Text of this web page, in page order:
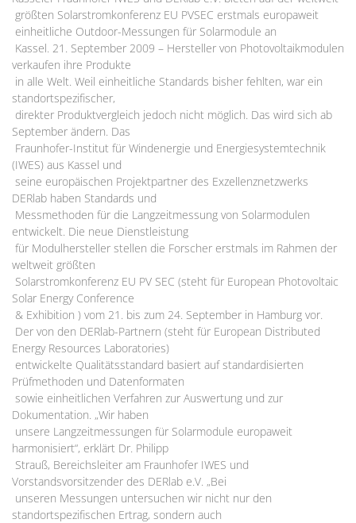
größten Solarstromkonferenz EU PVSEC erstmals europaweit
einheitliche Outdoor-Messungen für Solarmodule an
Kassel. 21. September 2009 – Hersteller von Photovoltaikmodulen
verkaufen ihre Produkte
in alle Welt. Weil einheitliche Standards bisher fehlten, war ein
standortspezifischer,
direkter Produktvergleich jedoch nicht möglich. Das wird sich ab
September ändern. Das
Fraunhofer-Institut für Windenergie und Energiesystemtechnik
(IWES) aus Kassel und
seine europäischen Projektpartner des Exzellenznetzwerks
DERlab haben Standards und
Messmethoden für die Langzeitmessung von Solarmodulen
entwickelt. Die neue Dienstleistung
für Modulhersteller stellen die Forscher erstmals im Rahmen der
weltweit größten
Solarstromkonferenz EU PV SEC (steht für European Photovoltaic
Solar Energy Conference
& Exhibition ) vom 21. bis zum 24. September in Hamburg vor.
Der von den DERlab-Partnern (steht für European Distributed
Energy Resources Laboratories)
entwickelte Qualitätsstandard basiert auf standardisierten
Prüfmethoden und Datenformaten
sowie einheitlichen Verfahren zur Auswertung und zur
Dokumentation. „Wir haben
unsere Langzeitmessungen für Solarmodule europaweit
harmonisiert“, erklärt Dr. Philipp
Strauß, Bereichsleiter am Fraunhofer IWES und
Vorstandsvorsitzender des DERlab e.V. „Bei
unseren Messungen untersuchen wir nicht nur den
standortspezifischen Ertrag, sondern auch